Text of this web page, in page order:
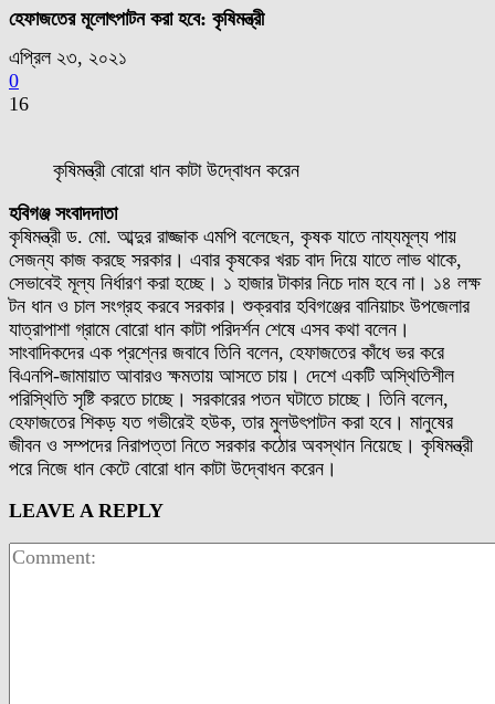
হেফাজতের মূলোৎপাটন করা হবে: কৃষিমন্ত্রী
এপ্রিল ২৩, ২০২১
0
16
কৃষিমন্ত্রী বোরো ধান কাটা উদ্বোধন করেন
হবিগঞ্জ সংবাদদাতা
কৃষিমন্ত্রী ড. মো. আব্দুর রাজ্জাক এমপি বলেছেন, কৃষক যাতে নায্যমূল্য পায়
সেজন্য কাজ করছে সরকার। এবার কৃষকের খরচ বাদ দিয়ে যাতে লাভ থাকে,
সেভাবেই মূল্য নির্ধারণ করা হচ্ছে। ১ হাজার টাকার নিচে দাম হবে না। ১৪ লক্ষ
টন ধান ও চাল সংগ্রহ করবে সরকার। শুক্রবার হবিগঞ্জের বানিয়াচং উপজেলার
যাত্রাপাশা গ্রামে বোরো ধান কাটা পরিদর্শন শেষে এসব কথা বলেন।
সাংবাদিকদের এক প্রশ্নের জবাবে তিনি বলেন, হেফাজতের কাঁধে ভর করে
বিএনপি-জামায়াত আবারও ক্ষমতায় আসতে চায়। দেশে একটি অস্থিতিশীল
পরিস্থিতি সৃষ্টি করতে চাচ্ছে। সরকারের পতন ঘটাতে চাচ্ছে। তিনি বলেন,
হেফাজতের শিকড় যত গভীরেই হউক, তার মুলউৎপাটন করা হবে। মানুষের
জীবন ও সম্পদের নিরাপত্তা নিতে সরকার কঠোর অবস্থান নিয়েছে। কৃষিমন্ত্রী
পরে নিজে ধান কেটে বোরো ধান কাটা উদ্বোধন করেন।
LEAVE A REPLY